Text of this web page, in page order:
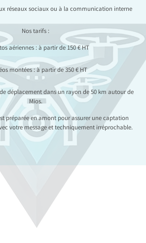
réseaux sociaux ou à la communication interne
Nos tarifs :
aériennes : à partir de 150 € HT
montées : à partir de 350 € HT
déplacement dans un rayon de 50 km autour de
Mios.
préparée en amont pour assurer une captation
votre message et techniquement irréprochable.